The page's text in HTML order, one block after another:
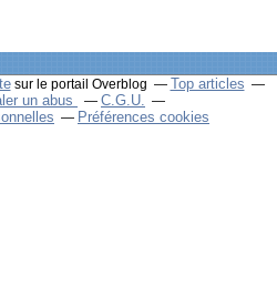
sur le portail Overblog
Top articles
un abus
C.G.U.
Préférences cookies